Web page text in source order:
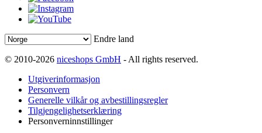
Endre land
© 2010-2026 niceshops GmbH - All rights reserved.
Utgiverinformasjon
Personvern
Generelle vilkår og avbestillingsregler
Tilgjengelighetserklæring
Personverninnstillinger